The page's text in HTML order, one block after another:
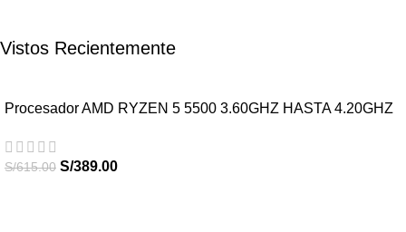
Vistos Recientemente
Procesador AMD RYZEN 5 5500 3.60GHZ HASTA 4.20GHZ
S/615.00 S/389.00